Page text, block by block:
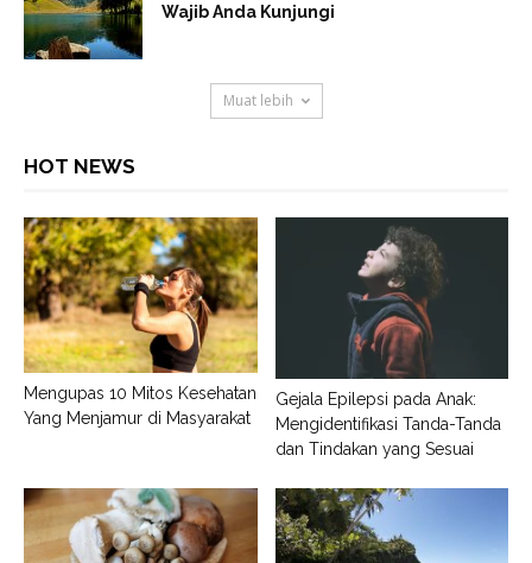
Wajib Anda Kunjungi
Muat lebih
HOT NEWS
Mengupas 10 Mitos Kesehatan
Yang Menjamur di Masyarakat
Gejala Epilepsi pada Anak:
Mengidentifikasi Tanda-Tanda
dan Tindakan yang Sesuai